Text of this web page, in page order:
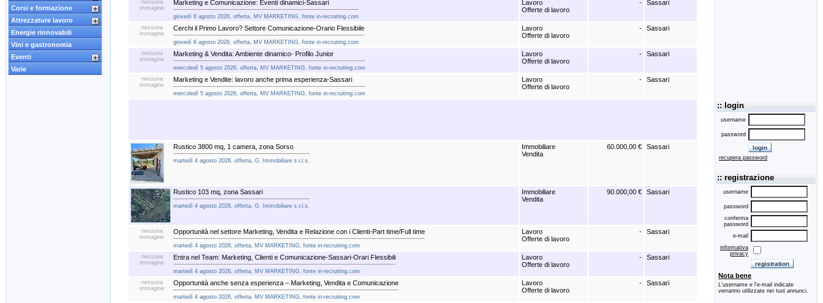
Corsi e formazione
Attrezzature lavoro
Energie rinnovabili
Vini e gastronomia
Eventi
Varie
nessuna
immagine
Marketing e Comunicazione: Eventi dinamici-Sassari
giovedì 6 agosto 2026, offerta, MV MARKETING, fonte in-recruiting.com
Lavoro
Offerte di lavoro
- Sassari
nessuna
immagine
Cerchi il Primo Lavoro? Settore Comunicazione-Orario Flessibile
giovedì 6 agosto 2026, offerta, MV MARKETING, fonte in-recruiting.com
Lavoro
Offerte di lavoro
- Sassari
nessuna
immagine
Marketing & Vendita: Ambiente dinamico- Profilo Junior
mercoledì 5 agosto 2026, offerta, MV MARKETING, fonte in-recruiting.com
Lavoro
Offerte di lavoro
- Sassari
nessuna
immagine
Marketing e Vendite: lavoro anche prima esperienza-Sassari
mercoledì 5 agosto 2026, offerta, MV MARKETING, fonte in-recruiting.com
Lavoro
Offerte di lavoro
- Sassari
Rustico 3800 mq, 1 camera, zona Sorso
martedì 4 agosto 2026, offerta, G. Immobiliare s.r.l.s.
Immobiliare
Vendita
60.000,00 € Sassari
Rustico 103 mq, zona Sassari
martedì 4 agosto 2026, offerta, G. Immobiliare s.r.l.s.
Immobiliare
Vendita
90.000,00 € Sassari
nessuna
immagine
Opportunità nel settore Marketing, Vendita e Relazione con i Clienti-Part time/Full time
martedì 4 agosto 2026, offerta, MV MARKETING, fonte in-recruiting.com
Lavoro
Offerte di lavoro
- Sassari
nessuna
immagine
Entra nel Team: Marketing, Clienti e Comunicazione-Sassari-Orari Flessibili
martedì 4 agosto 2026, offerta, MV MARKETING, fonte in-recruiting.com
Lavoro
Offerte di lavoro
- Sassari
nessuna
immagine
Opportunità anche senza esperienza – Marketing, Vendita e Comunicazione
martedì 4 agosto 2026, offerta, MV MARKETING, fonte in-recruiting.com
Lavoro
Offerte di lavoro
- Sassari
:: login
username
password
recupera password
:: registrazione
username
password
conferma
password
e-mail
informativa
privacy
Nota bene
L'username e l'e-mail indicate
verranno utilizzate nei tuoi annunci.